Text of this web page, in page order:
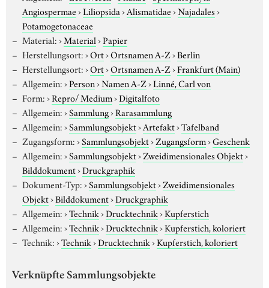
Angiospermae›Liliopsida›Alismatidae›Najadales›
Potamogetonaceae
Material:›Material›Papier
Herstellungsort:›Ort›Ortsnamen A-Z›Berlin
Herstellungsort:›Ort›Ortsnamen A-Z›Frankfurt (Main)
Allgemein:›Person›Namen A-Z›Linné, Carl von
Form:›Repro/ Medium›Digitalfoto
Allgemein:›Sammlung›Rarasammlung
Allgemein:›Sammlungsobjekt›Artefakt›Tafelband
Zugangsform:›Sammlungsobjekt›Zugangsform›Geschenk
Allgemein:›Sammlungsobjekt›Zweidimensionales Objekt›
Bilddokument›Druckgraphik
Dokument-Typ:›Sammlungsobjekt›Zweidimensionales
Objekt›Bilddokument›Druckgraphik
Allgemein:›Technik›Drucktechnik›Kupferstich
Allgemein:›Technik›Drucktechnik›Kupferstich, koloriert
Technik:›Technik›Drucktechnik›Kupferstich, koloriert
Verknüpfte Sammlungsobjekte